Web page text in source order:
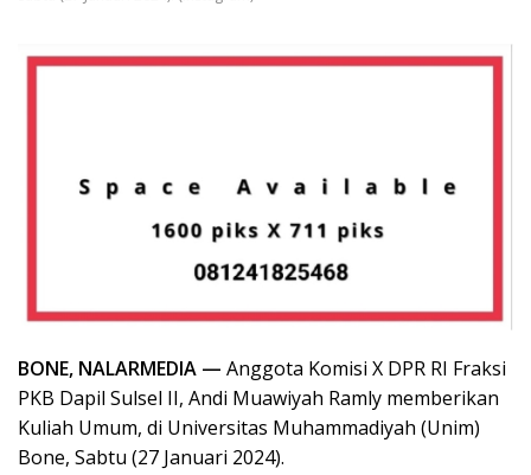
BONE, NALARMEDIA — Anggota Komisi X DPR RI Fraksi
PKB Dapil Sulsel II, Andi Muawiyah Ramly memberikan
Kuliah Umum, di Universitas Muhammadiyah (Unim)
Bone, Sabtu (27 Januari 2024).